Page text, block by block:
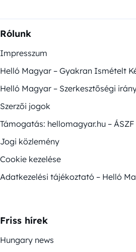
Rólunk
Impresszum
Helló Magyar – Gyakran Ismételt
Helló Magyar – Szerkesztőségi
Szerzői jogok
Támogatás: hellomagyar.hu – ÁSZF
Jogi közlemény
Cookie kezelése
Adatkezelési tájékoztató – Helló
Friss hírek
Hungary news